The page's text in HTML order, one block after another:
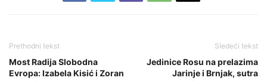
Prethodni tekst
Most Radija Slobodna
Evropa: Izabela Kisić i Zoran
Sledeći tekst
Jedinice Rosu na prelazima
Jarinje i Brnjak, sutra